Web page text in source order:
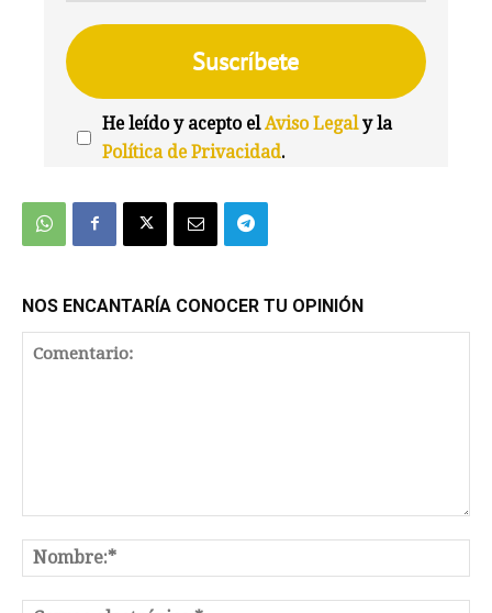
He leído y acepto elAviso Legaly la
Política de Privacidad.
NOS ENCANTARÍA CONOCER TU OPINIÓN